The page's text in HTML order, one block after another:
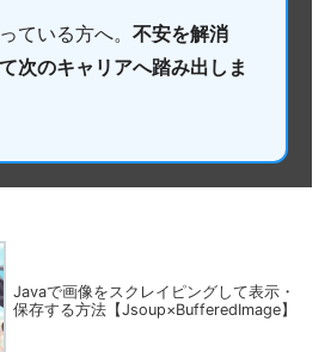
ている方へ。 不安を解消
次のキャリアへ踏み出しま
Javaで画像をスクレイピングして表示・
保存する方法【Jsoup×BufferedImage】